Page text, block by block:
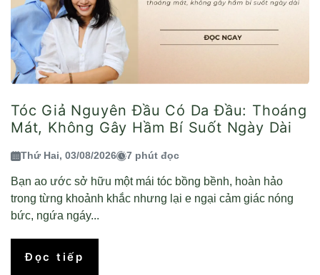
Tóc Giả Nguyên Đầu Có Da Đầu: Thoáng
Mát, Không Gây Hầm Bí Suốt Ngày Dài
Thứ Hai, 03/08/2026 7 phút đọc
Bạn ao ước sở hữu một mái tóc bồng bềnh, hoàn hảo
trong từng khoảnh khắc nhưng lại e ngại cảm giác nóng
bức, ngứa ngáy...
Đọc tiếp